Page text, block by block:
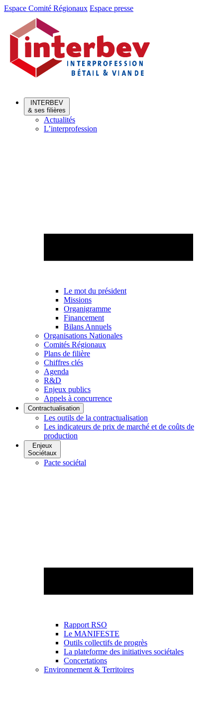
Aller
Aller
contenu
Espace Comité Régionaux Espace presse
INTERBEV
& ses filières
Actualités
L’interprofession
Le mot du président
Missions
Organigramme
Financement
Bilans Annuels
Organisations Nationales
Comités Régionaux
Plans de filière
Chiffres clés
Agenda
R&D
Enjeux publics
Appels à concurrence
Contractualisation
Les outils de la contractualisation
Les indicateurs de prix de marché et de coûts de
production
Enjeux
Sociétaux
Pacte sociétal
Rapport RSO
Le MANIFESTE
Outils collectifs de progrès
La plateforme des initiatives sociétales
Concertations
Environnement & Territoires